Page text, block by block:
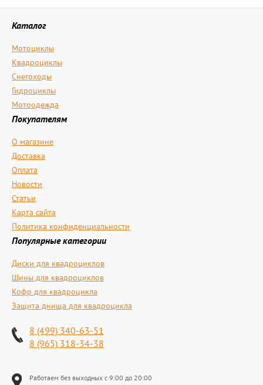
Каталог
Мотоциклы
Квадроциклы
Снегоходы
Гидроциклы
Мотоодежда
Покупателям
О магазине
Доставка
Оплата
Новости
Статьи
Карта сайта
Политика конфиденциальности
Популярные категории
Диски для квадроциклов
Шины для квадроциклов
Кофр для квадроцикла
Защита днища для квадроцикла
8 (499) 340-63-51
8 (965) 318-34-38
Работаем без выходных с 9:00 до 20:00